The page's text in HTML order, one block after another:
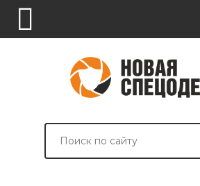
СПЕЦОДЕЖДА
СПЕЦОБУВЬ
СРЕДСТВА
ВСПОМОГАТЕЛЬНЫЕ
БРЕНДИРОВАНИЕ